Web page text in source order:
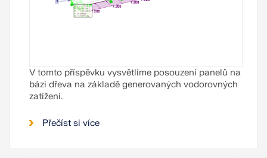
V tomto příspěvku vysvětlíme posouzení panelů na
bázi dřeva na základě generovaných vodorovných
zatížení.
Přečíst si více